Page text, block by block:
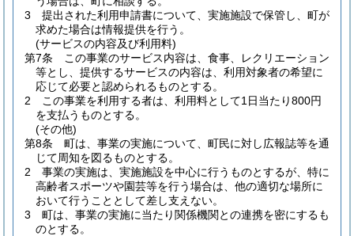
3
提出された利用申請書について、実施施設で保管し、町が
求めた場合は情報提供を行う。
(サービスの内容及び利用料)
第7条
この事業のサービス内容は、食事、レクリエーション
等とし、提供するサービスの内容は、利用対象者の希望に
応じて必要と認められるものとする。
2
この事業を利用する者は、利用料として1日当たり800円
を支払うものとする。
(その他)
第8条
町は、事業の実施について、町民に対し広報誌等を通
じて周知を図るものとする。
2
事業の実施は、実施施設を中心に行うものとするが、特に
高齢者スポーツや園芸等を行う場合は、他の適切な場所に
おいて行うこととして差し支えない。
3
町は、事業の実施に当たり関係機関との連携を密にするも
のとする。